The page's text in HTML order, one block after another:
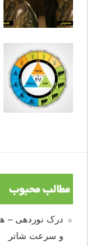
مطالب محبوب
و سرعت شاتر